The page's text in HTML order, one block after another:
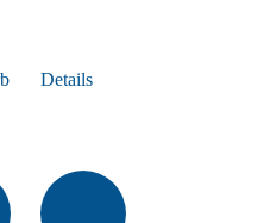
Details